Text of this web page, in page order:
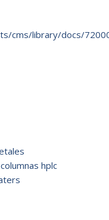
cms/library/docs/
columnas hplc